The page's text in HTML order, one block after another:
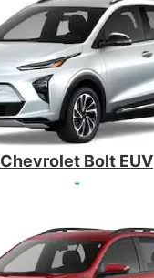
Chevrolet Bolt EUV
-